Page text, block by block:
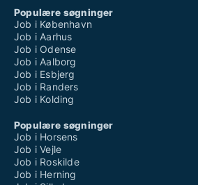
Populære søgninger
Job i København
Job i Aarhus
Job i Odense
Job i Aalborg
Job i Esbjerg
Job i Randers
Job i Kolding
Populære søgninger
Job i Horsens
Job i Vejle
Job i Roskilde
Job i Herning